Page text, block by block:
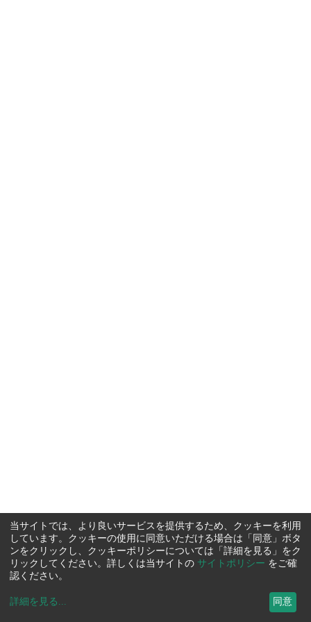
当サイトでは、より良いサービスを提供するため、クッキーを利用
しています。クッキーの使用に同意いただける場合は「同意」ボタ
ンをクリックし、クッキーポリシーについては「詳細を見る」をク
リックしてください。詳しくは当サイトの サイトポリシー をご確
認ください。
詳細を見る ... 同意